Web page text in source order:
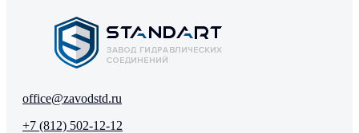
office@zavodstd.ru
+7 (812) 502-12-12